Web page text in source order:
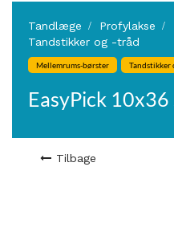
Tandlæge Profylakse
Tandstikker og -tråd
Mellemrums-børster Tandstikker
EasyPick
Tilbage